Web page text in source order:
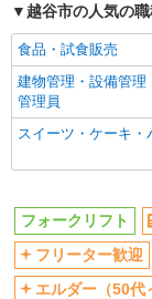
研修制度あり
同じ職種から求人
フォークリフト
同じ特徴から求
ミドル（40代～）活
服装自由
社会保険あり
越谷市の人気の
食品・試食販売
建物管理・設備管理
管理員
スイーツ・ケーキ・
フォークリフト
フリーター歓迎
エルダー（50代